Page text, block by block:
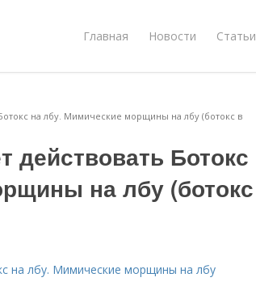
Главная Новости Статьи
на лбу. Мимические морщины на лбу (ботокс в
действовать Ботокс
на лбу (ботокс
на лбу. Мимические морщины на лбу